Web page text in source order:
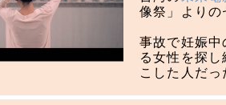
像祭」より
事故で妊娠
る女性を探
こした人だっ